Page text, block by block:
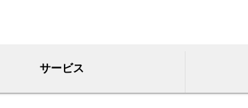
サービス